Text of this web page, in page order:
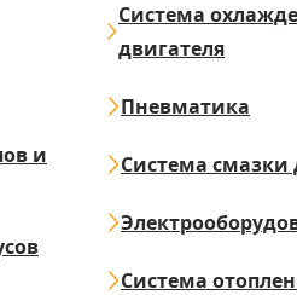
и
Система
двигателя
Пневматика
Система смазки
Система